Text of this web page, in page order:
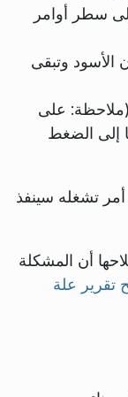
سطر أوامر
الأسود وتبقى
(ملاحظة: على
إلى الضغط
تشغله سينفذ
أن المشكلة
تقرير علة